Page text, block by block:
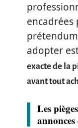
adopter
exacte de la
avant tout
Les